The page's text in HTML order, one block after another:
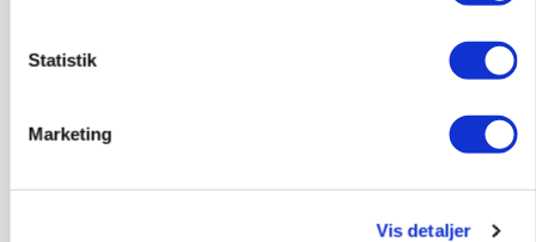
Statistik
Marketing
Vis detaljer